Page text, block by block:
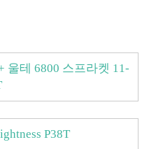
울테 6800 스프라켓 11-
P38T